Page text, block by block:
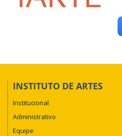
INSTITUTO DE ARTES
Institucional
Administrativo
Equipe